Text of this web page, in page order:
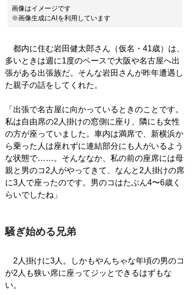
画像はイメージです
※画像生成にAIを利用しています
都内に住む岩田健太郎さん（仮名・41歳）は、
多いときは週に1度のペースで大阪や名古屋へ出
張がある出張族だ。そんな岩田さんが昨年遭遇し
た親子の話をしてくれた。
「出張で名古屋に向かっているときのことです。
私は自由席の2人掛けの窓側に座り、隣にも女性
の方が座っていました。車内は満席で、新横浜か
ら乗った人は座れずに連結部分にも人がいるよう
な状態で……。そんななか、私の前の座席には母
親と男のコ2人がやってきて、なんと2人掛けの席
に3人で座ったのです。男のコはたぶん4〜6歳く
らいでしたね」
騒ぎ始める兄弟
2人掛けに3人。しかもやんちゃな年頃の男のコ
が2人も狭い席に座ってジッとできるはずもな
い。